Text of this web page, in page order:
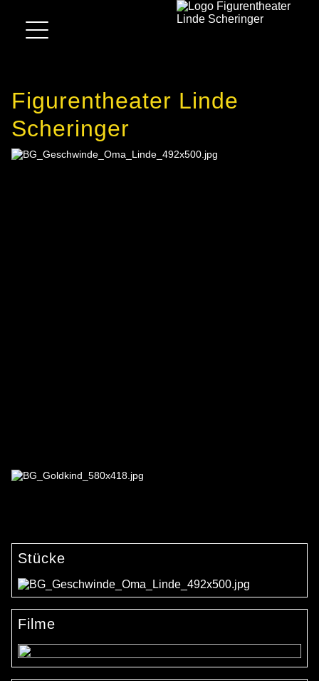
Figurentheater Linde
Scheringer
Stücke
Filme